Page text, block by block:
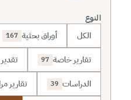
النوع
الكل أوراق بحثية 167
تقارير خاصة 97
الدراسات 39 تقارير